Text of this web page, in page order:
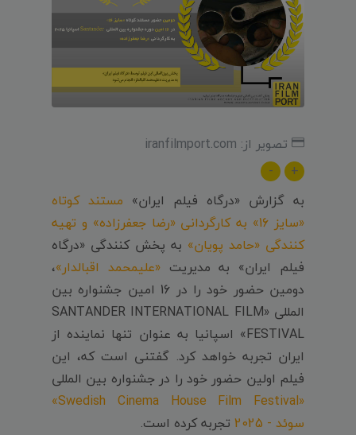
تصویر از: iranfilmport.com
+
-
به گزارش «درگاه فیلم ایران» مستند کوتاه
«سایز 16» به کارگردانی «رضا جعفرزاده» و تهیه
کنندگی «حامد پویان» به پخش کنندگی «درگاه
فیلم ایران» به مدیریت«علیمحمد اقبالدار»،
دومین حضور خود را در 16 امین جشنواره بین
المللی «SANTANDER INTERNATIONAL FILM
FESTIVAL» اسپانیا به عنوان تنها نماینده از
ایران تجربه خواهد کرد. گفتنی است که، این
فیلم اولین حضور خود را در جشنواره بین المللی
«Swedish Cinema House Film Festival»
سوئد - 2025
تجربه کرده است.